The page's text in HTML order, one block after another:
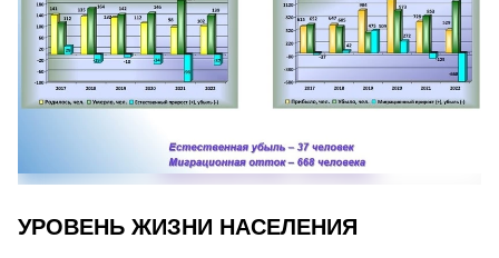
УРОВЕНЬ ЖИЗНИ НАСЕЛЕНИЯ